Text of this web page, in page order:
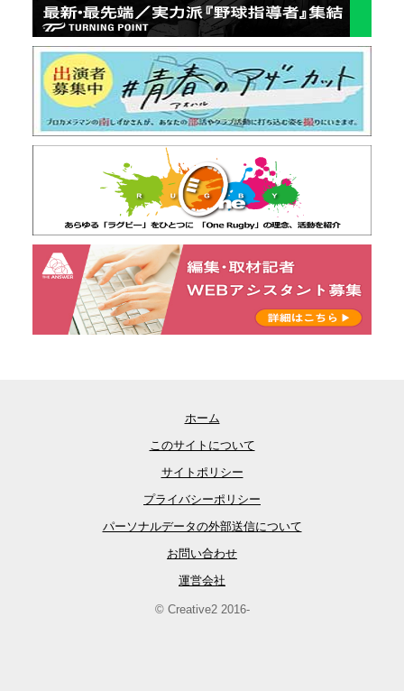
ホーム
このサイトについて
サイトポリシー
プライバシーポリシー
パーソナルデータの外部送信について
お問い合わせ
運営会社
© Creative2 2016-